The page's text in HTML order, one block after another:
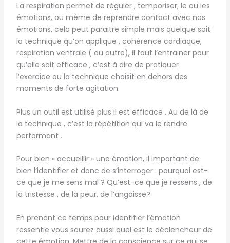
La respiration permet de réguler , temporiser, le ou les
émotions, ou même de reprendre contact avec nos
émotions, cela peut paraitre simple mais quelque soit
la technique qu’on applique , cohérence cardiaque,
respiration ventrale ( ou autre), il faut l’entrainer pour
qu’elle soit efficace , c’est à dire de pratiquer
l’exercice ou la technique choisit en dehors des
moments de forte agitation.
Plus un outil est utilisé plus il est efficace . Au de là de
la technique , c’est la répétition qui va le rendre
performant .
Pour bien « accueillir » une émotion, il important de
bien l’identifier et donc de s’interroger : pourquoi est-
ce que je me sens mal ? Qu’est-ce que je ressens , de
la tristesse , de la peur, de l’angoisse?
En prenant ce temps pour identifier l’émotion
ressentie vous saurez aussi quel est le déclencheur de